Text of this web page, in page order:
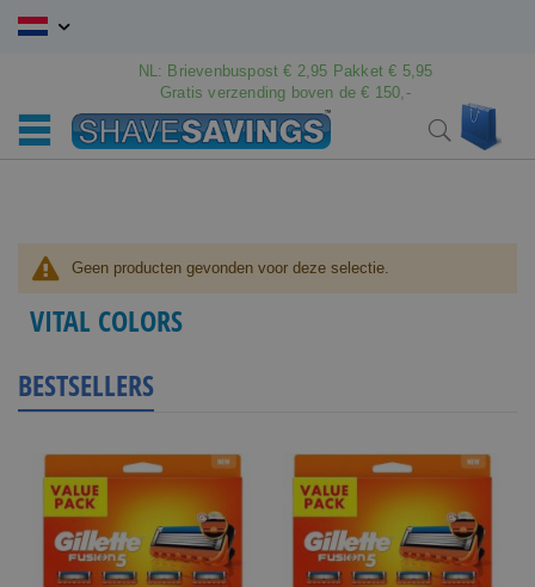
Ga
NL: Brievenbuspost € 2,95 Pakket € 5,95
Gratis verzending boven de € 150,-
Search
Geen producten gevonden voor deze selectie.
VITAL COLORS
BESTSELLERS